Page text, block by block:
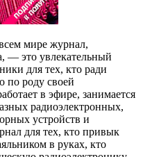
мире журнал,
— это увлекательный
для тех, кто ради
по роду своей
в эфире, занимается
радиоэлектронных,
устройств и
для тех, кто привык
в руках, кто